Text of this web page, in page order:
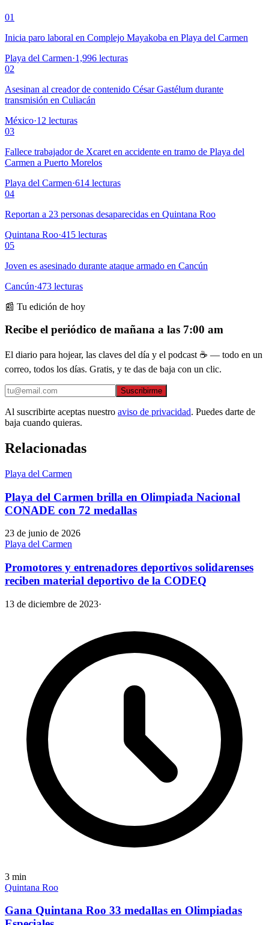
01
Inicia paro laboral en Complejo Mayakoba en Playa del Carmen
Playa del Carmen·1,996 lecturas
02
Asesinan al creador de contenido César Gastélum durante
transmisión en Culiacán
México·12 lecturas
03
Fallece trabajador de Xcaret en accidente en tramo de Playa del
Carmen a Puerto Morelos
Playa del Carmen·614 lecturas
04
Reportan a 23 personas desaparecidas en Quintana Roo
Quintana Roo·415 lecturas
05
Joven es asesinado durante ataque armado en Cancún
Cancún·473 lecturas
📰 Tu edición de hoy
Recibe el periódico de mañana a las 7:00 am
El diario para hojear, las claves del día y el podcast ☕ — todo en un
correo, todos los días. Gratis, y te das de baja con un clic.
Suscribirme
Al suscribirte aceptas nuestro aviso de privacidad. Puedes darte de
baja cuando quieras.
Relacionadas
Playa del Carmen
Playa del Carmen brilla en Olimpiada Nacional
CONADE con 72 medallas
23 de junio de 2026
Playa del Carmen
Promotores y entrenadores deportivos solidarenses
reciben material deportivo de la CODEQ
13 de diciembre de 2023·
3 min
Quintana Roo
Gana Quintana Roo 33 medallas en Olimpiadas